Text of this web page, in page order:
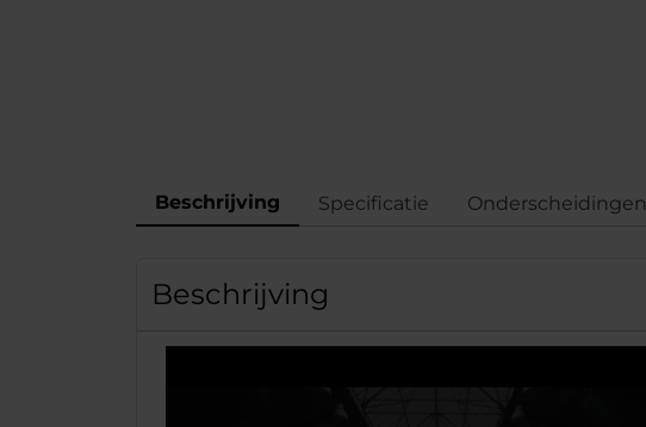
Beschrijving Specificatie Onderscheidingen
Beschrijving